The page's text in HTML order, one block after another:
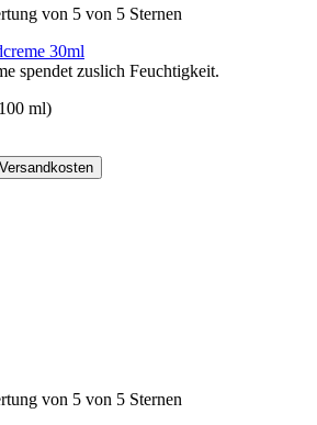
von 5 von 5 Sternen
30ml
spendet zuslich Feuchtigkeit.
ml)
von 5 von 5 Sternen